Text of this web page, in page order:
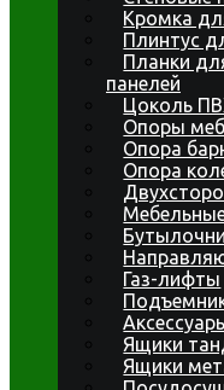
Кромка
Плинтус
Планки
панелей
Цоколь
Опоры
Опора
Опора
Газ-лифты
Ящики
Ящики